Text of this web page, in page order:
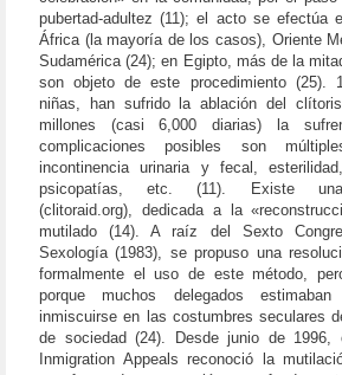
pubertad-adultez (11); el acto se efectúa
África (la mayoría de los casos), Oriente
Sudamérica (24); en Egipto, más de la
son objeto de este procedimiento (25).
niñas, han sufrido la ablación del
millones (casi 6,000 diarias) la
complicaciones posibles son
incontinencia urinaria y fecal,
psicopatías, etc. (11). Existe una
(clitoraid.org), dedicada a la
mutilado (14). A raíz del Sexto
Sexología (1983), se propuso una
formalmente el uso de este método,
porque muchos delegados
inmiscuirse en las costumbres seculares
de sociedad (24). Desde junio de
Inmigration Appeals reconoció la